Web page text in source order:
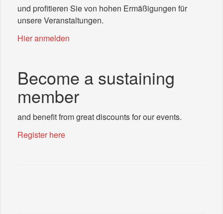
und profitieren Sie von hohen Ermäßigungen für
unsere Veranstaltungen.
Hier anmelden
Become a sustaining
member
and benefit from great discounts for our events.
Register here